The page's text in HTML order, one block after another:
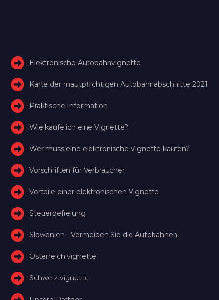
Elektronische Autobahnvignette
Karte der mautpflichtigen Autobahnabschnitte 2021
Praktische Information
Wie kaufe ich eine Vignette?
Wer muss eine elektronische Vignette kaufen?
Vorschriften für Verbraucher
Vorteile einer elektronischen Vignette
Steuerbefreiung
Slowenien - Vermeiden Sie die Autobahnen
Österreich vignette
Schweiz vignette